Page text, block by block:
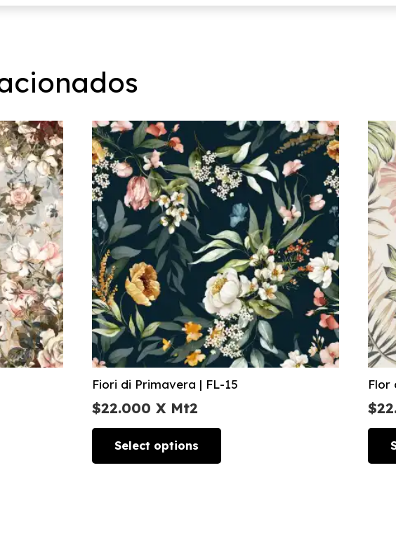
Fiori di Primavera | FL-15
$22.000 X Mt2
Select options
Flor
$